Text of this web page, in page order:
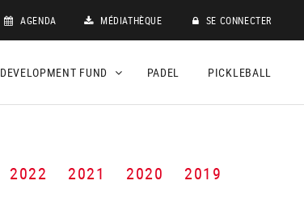
AGENDA MÉDIATHÈQUE SE CONNECTER
DEVELOPMENT FUND PADEL PICKLEBALL
2022 2021 2020 2019